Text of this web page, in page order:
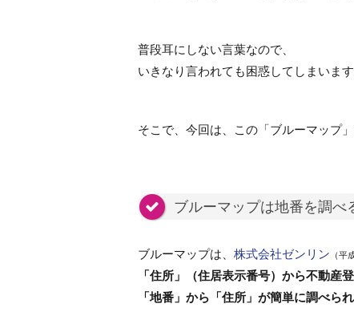
普段耳にしない言葉なので、
いきなり言われても困惑してしまいます
そこで、今回は、この「ブルーマップ
ブルーマップは地番を調べ
ブルーマップは、 株式会社ゼンリン （平
「住所」（住居表示番号）から不動産
「地番」から「住所」が簡単に調べら